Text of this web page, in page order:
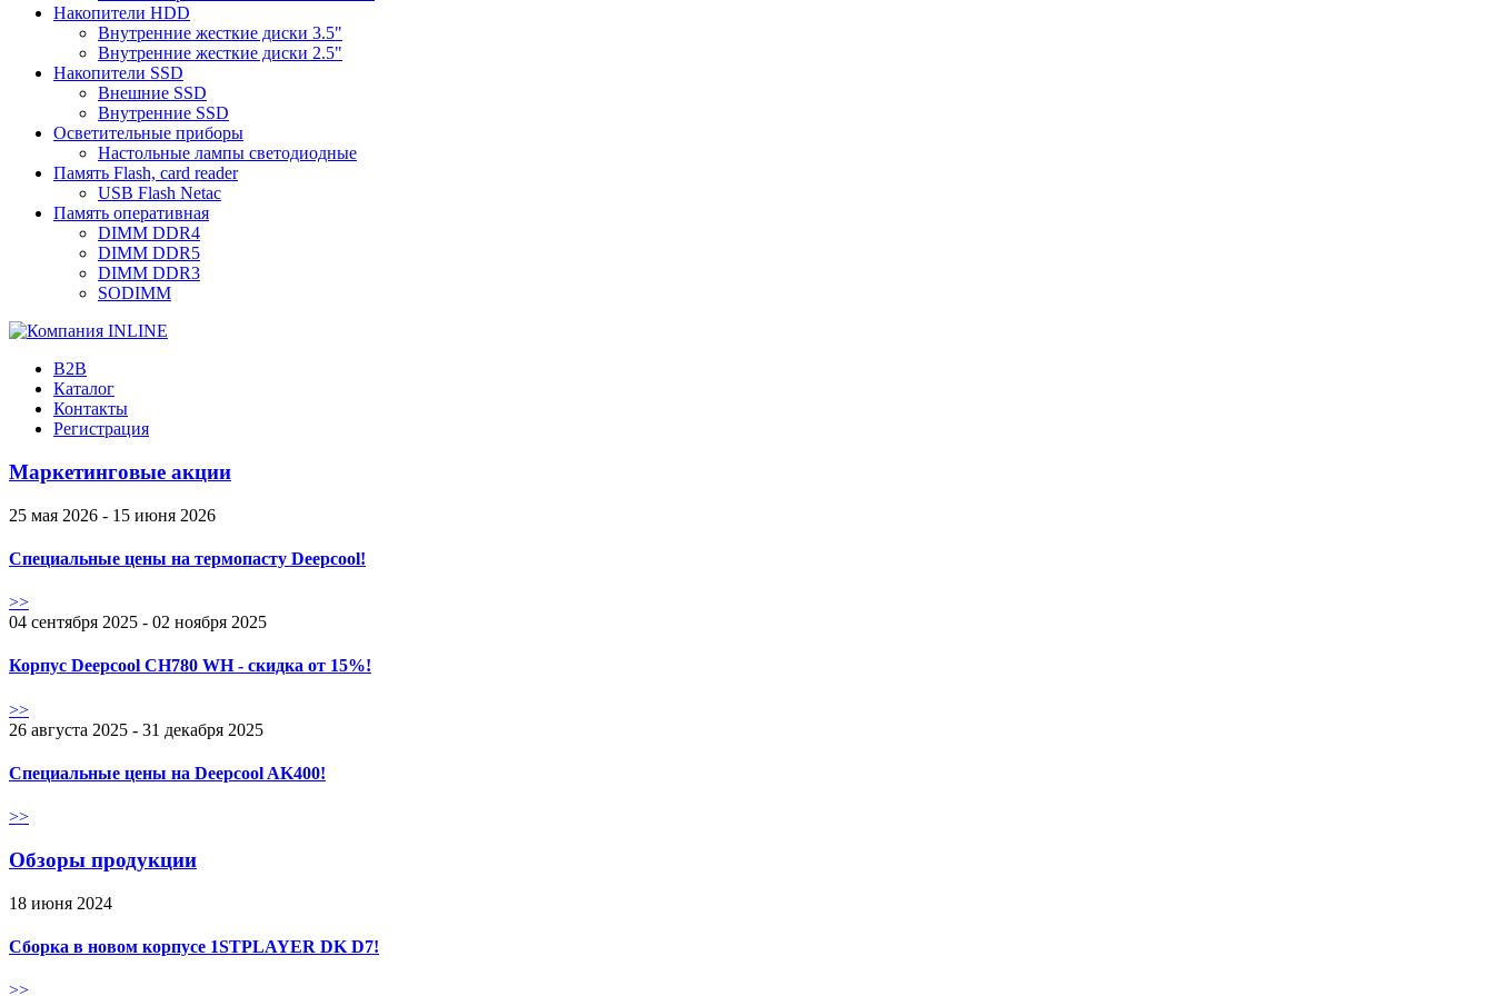
Накопители HDD
Внутренние жесткие диски 3.5"
Внутренние жесткие диски 2.5"
Накопители SSD
Внешние SSD
Внутренние SSD
Осветительные приборы
Настольные лампы светодиодные
Память Flash, card reader
USB Flash Netac
Память оперативная
DIMM DDR4
DIMM DDR5
DIMM DDR3
SODIMM
B2B
Каталог
Контакты
Регистрация
Маркетинговые акции
25 мая 2026 - 15 июня 2026
Специальные цены на термопасту Deepcool!
>>
04 сентября 2025 - 02 ноября 2025
Корпус Deepcool CH780 WH - скидка от 15%!
>>
26 августа 2025 - 31 декабря 2025
Специальные цены на Deepcool AK400!
>>
Обзоры продукции
18 июня 2024
Сборка в новом корпусе 1STPLAYER DK D7!
>>